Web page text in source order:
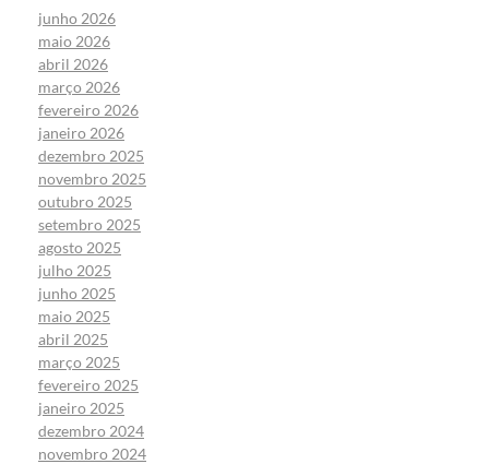
junho 2026
maio 2026
abril 2026
março 2026
fevereiro 2026
janeiro 2026
dezembro 2025
novembro 2025
outubro 2025
setembro 2025
agosto 2025
julho 2025
junho 2025
maio 2025
abril 2025
março 2025
fevereiro 2025
janeiro 2025
dezembro 2024
novembro 2024